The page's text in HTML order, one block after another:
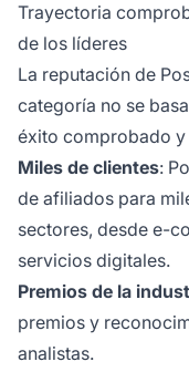
Trayectoria
de los líderes
La reputación de
categoría no se
éxito comprobado
Miles de clientes:
de afiliados para
sectores, desde e-
servicios digitales.
Premios de la
premios y
analistas.